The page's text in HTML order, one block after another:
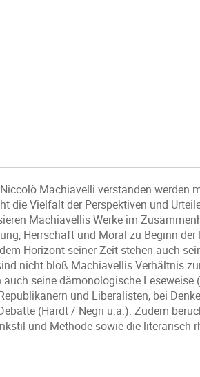
Machiavelli verstanden werden
die Vielfalt der Perspektiven und
Machiavellis Werke im
Herrschaft und Moral zu Beginn
Horizont seiner Zeit stehen auch
nicht bloß Machiavellis Verhältnis
seine dämonologische Leseweise
und Liberalisten, bei
(Hardt / Negri u.a.). Zudem
und Methode sowie die literarisch-